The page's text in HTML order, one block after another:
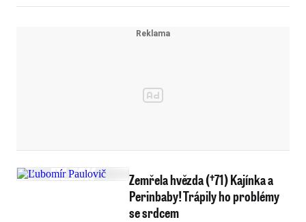
Zemřela hvězda (†71) Kajínka a
Perinbaby! Trápily ho problémy
se srdcem